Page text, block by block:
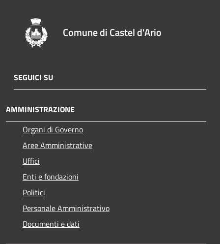
Comune di Castel d'Ario
SEGUICI SU
AMMINISTRAZIONE
Organi di Governo
Aree Amministrative
Uffici
Enti e fondazioni
Politici
Personale Amministrativo
Documenti e dati